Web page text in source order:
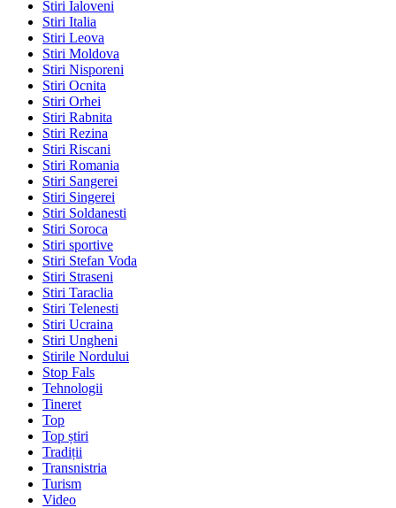
Stiri Ialoveni
Stiri Italia
Stiri Leova
Stiri Moldova
Stiri Nisporeni
Stiri Ocnita
Stiri Orhei
Stiri Rabnita
Stiri Rezina
Stiri Riscani
Stiri Romania
Stiri Sangerei
Stiri Singerei
Stiri Soldanesti
Stiri Soroca
Stiri sportive
Stiri Stefan Voda
Stiri Straseni
Stiri Taraclia
Stiri Telenesti
Stiri Ucraina
Stiri Ungheni
Stirile Nordului
Stop Fals
Tehnologii
Tineret
Top
Top știri
Tradiții
Transnistria
Turism
Video